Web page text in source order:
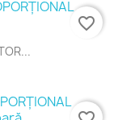
favorite_border